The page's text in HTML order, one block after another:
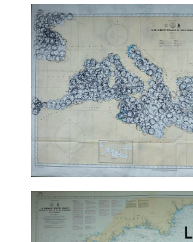
TALC02-04 – Leloluce
TALC02-05 – Marco Godinho